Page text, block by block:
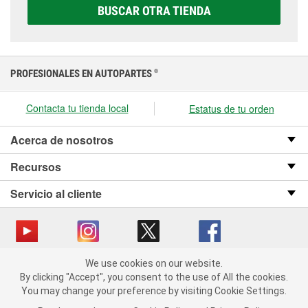
elegir la que sea correcta para tu vehículo y
BUSCAR OTRA TIENDA
We use cookies on our website. By clicking "Accept", you consent
to the use of All the cookies.
You may change your preference by visiting Cookie Settings.
PROFESIONALES EN AUTOPARTES ®
Contacta tu tienda local Estatus de tu orden
Acerca de nosotros
Recursos
Servicio al cliente
Copyright © 2008-2026 O’Reilly Auto Parts v OST_3.2.0.0.729 (3) cv1361
catalog_main
Política de privacidad
Ley de transparencia en las cadenas de suministro
We use cookies on our website.
By clicking "Accept", you consent to the use of All the cookies.
You may change your preference by visiting Cookie Settings.